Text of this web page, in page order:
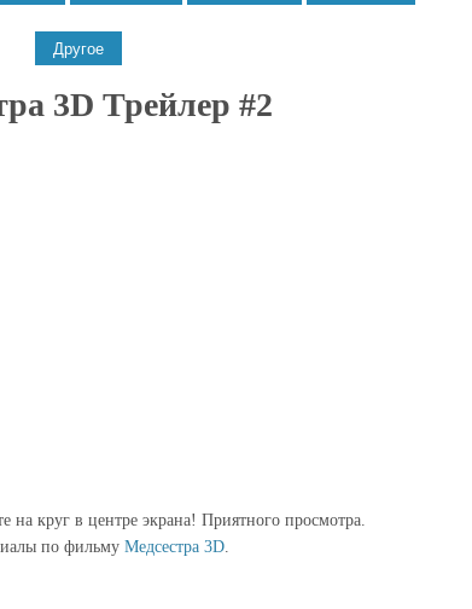
3D Трейлер #2
на круг в центре экрана! Приятного просмотра.
по фильму Медсестра 3D.